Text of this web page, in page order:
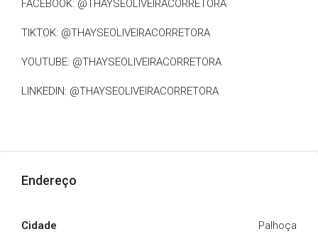
FACEBOOK: @THAYSEOLIVEIRACORRETORA
TIKTOK: @THAYSEOLIVEIRACORRETORA
YOUTUBE: @THAYSEOLIVEIRACORRETORA
LINKEDIN: @THAYSEOLIVEIRACORRETORA
Endereço
Cidade Palhoça